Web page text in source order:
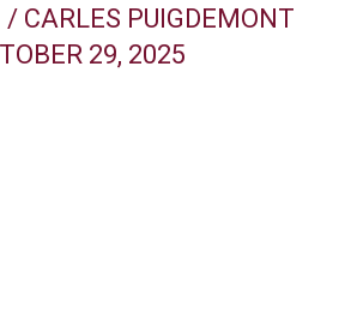
CARLES PUIGDEMONT
29, 2025